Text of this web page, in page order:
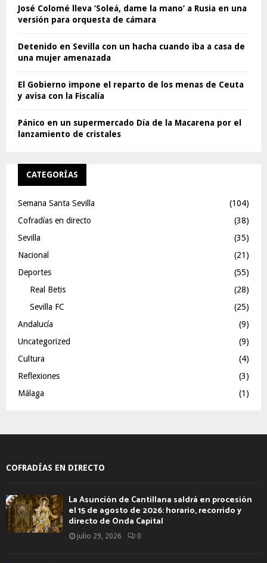
José Colomé lleva ‘Soleá, dame la mano’ a Rusia en una
versión para orquesta de cámara
Detenido en Sevilla con un hacha cuando iba a casa de
una mujer amenazada
El Gobierno impone el reparto de los menas de Ceuta
y avisa con la Fiscalía
Pánico en un supermercado Día de la Macarena por el
lanzamiento de cristales
CATEGORÍAS
Semana Santa Sevilla
(104)
Cofradías en directo
(38)
Sevilla
(35)
Nacional
(21)
Deportes
(55)
Real Betis
(28)
Sevilla FC
(25)
Andalucía
(9)
Uncategorized
(9)
Cultura
(4)
Reflexiones
(3)
Málaga
(1)
COFRADÍAS EN DIRECTO
La Asunción de Cantillana saldrá en procesión
el 15 de agosto de 2026: horario, recorrido y
directo de Onda Capital
julio 29, 2026 0